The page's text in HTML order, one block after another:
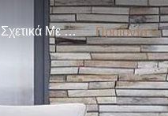
Σχετικά Με Εμάς Προϊόντα